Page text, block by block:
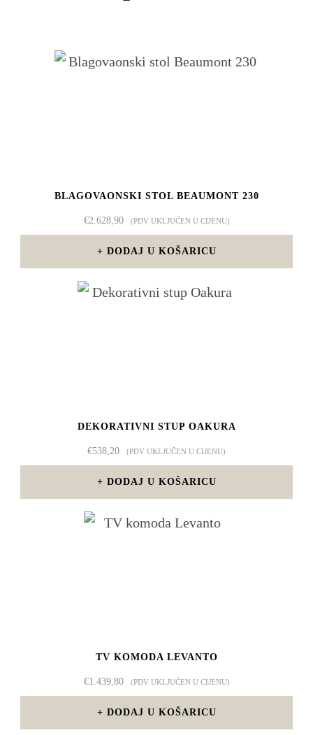
BLAGOVAONSKI STOL BEAUMONT 230
€2.628,90 (PDV UKLJUČEN U CIJENU)
DODAJ U KOŠARICU
DEKORATIVNI STUP OAKURA
€538,20 (PDV UKLJUČEN U CIJENU)
DODAJ U KOŠARICU
TV KOMODA LEVANTO
€1.439,80 (PDV UKLJUČEN U CIJENU)
DODAJ U KOŠARICU